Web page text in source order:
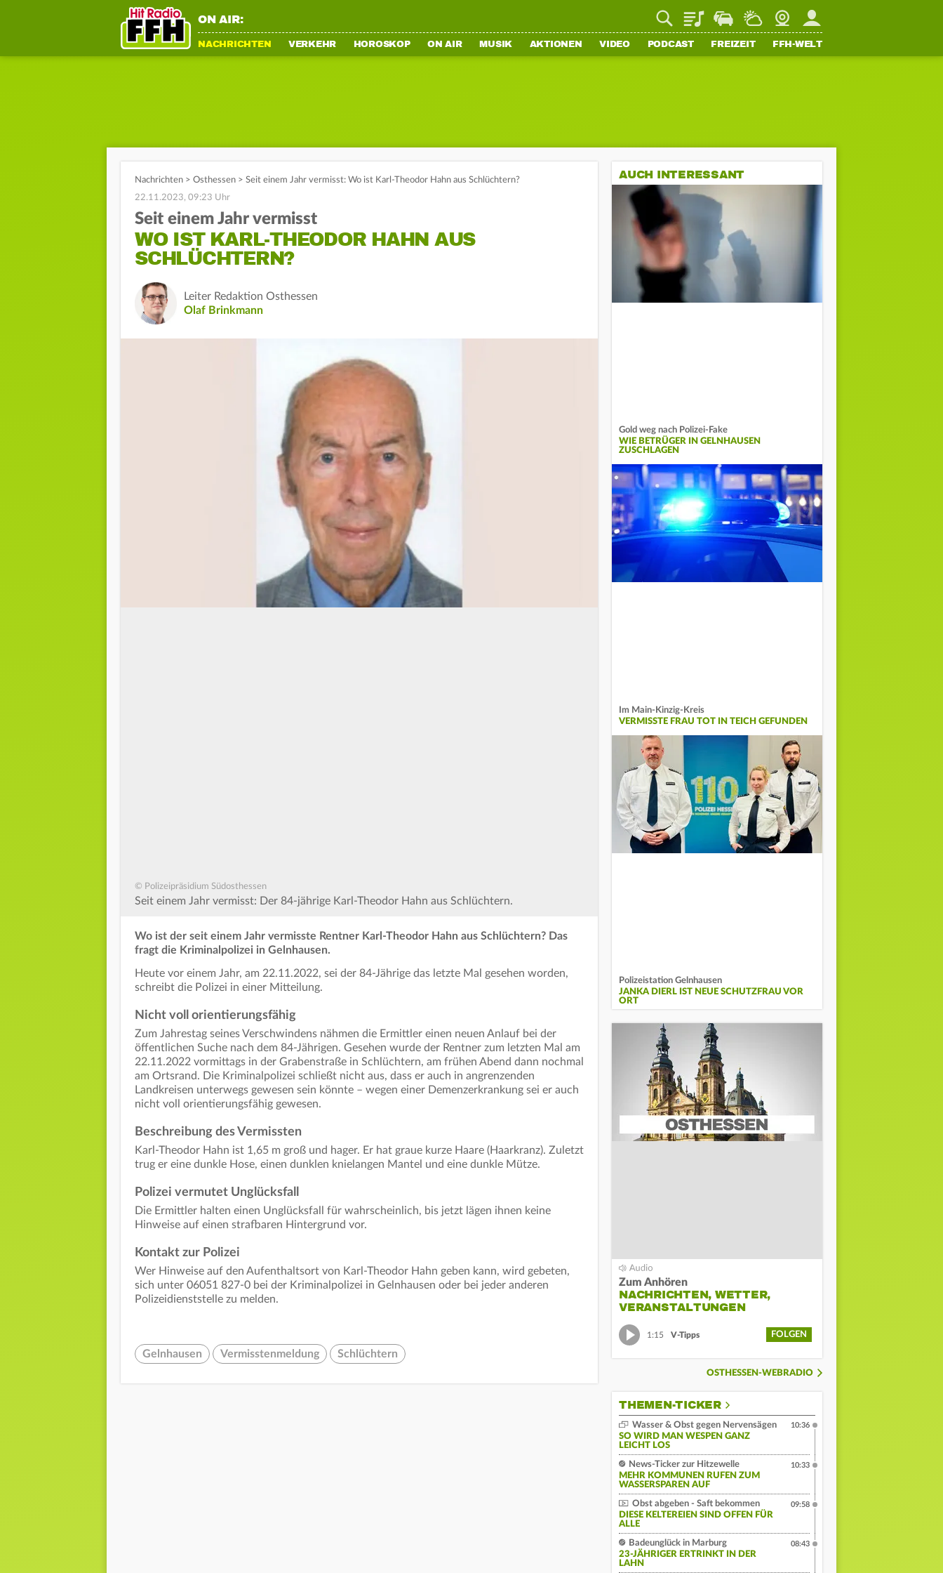
ON AIR: PlaylistStaupilotWetterWebcamMein FFH
NACHRICHTEN VERKEHR HOROSKOP ON AIR MUSIK AKTIONEN VIDEO PODCAST FREIZEIT FFH-WELT
Nachrichten > Osthessen > Seit einem Jahr vermisst: Wo ist Karl-Theodor Hahn aus Schlüchtern?
22.11.2023, 09:23 Uhr
Seit einem Jahr vermisst
WO IST KARL-THEODOR HAHN AUS
SCHLÜCHTERN?
Leiter Redaktion Osthessen
Olaf Brinkmann
© Polizeipräsidium Südosthessen
Seit einem Jahr vermisst: Der 84-jährige Karl-Theodor Hahn aus Schlüchtern.
Wo ist der seit einem Jahr vermisste Rentner Karl-Theodor Hahn aus Schlüchtern? Das
fragt die Kriminalpolizei in Gelnhausen.
Heute vor einem Jahr, am 22.11.2022, sei der 84-Jährige das letzte Mal gesehen worden,
schreibt die Polizei in einer Mitteilung.
Nicht voll orientierungsfähig
Zum Jahrestag seines Verschwindens nähmen die Ermittler einen neuen Anlauf bei der
öffentlichen Suche nach dem 84-Jährigen. Gesehen wurde der Rentner zum letzten Mal am
22.11.2022 vormittags in der Grabenstraße in Schlüchtern, am frühen Abend dann nochmal
am Ortsrand. Die Kriminalpolizei schließt nicht aus, dass er auch in angrenzenden
Landkreisen unterwegs gewesen sein könnte – wegen einer Demenzerkrankung sei er auch
nicht voll orientierungsfähig gewesen.
Beschreibung des Vermissten
Karl-Theodor Hahn ist 1,65 m groß und hager. Er hat graue kurze Haare (Haarkranz). Zuletzt
trug er eine dunkle Hose, einen dunklen knielangen Mantel und eine dunkle Mütze.
Polizei vermutet Unglücksfall
Die Ermittler halten einen Unglücksfall für wahrscheinlich, bis jetzt lägen ihnen keine
Hinweise auf einen strafbaren Hintergrund vor.
Kontakt zur Polizei
Wer Hinweise auf den Aufenthaltsort von Karl-Theodor Hahn geben kann, wird gebeten,
sich unter 06051 827-0 bei der Kriminalpolizei in Gelnhausen oder bei jeder anderen
Polizeidienststelle zu melden.
Gelnhausen Vermisstenmeldung Schlüchtern
AUCH INTERESSANT
Gold weg nach Polizei-Fake
WIE BETRÜGER IN GELNHAUSEN
ZUSCHLAGEN
Im Main-Kinzig-Kreis
VERMISSTE FRAU TOT IN TEICH GEFUNDEN
Polizeistation Gelnhausen
JANKA DIERL IST NEUE SCHUTZFRAU VOR
ORT
Zum Anhören
NACHRICHTEN, WETTER,
VERANSTALTUNGEN
1:15 V-Tipps FOLGEN
OSTHESSEN-WEBRADIO
THEMEN-TICKER
Wasser & Obst gegen Nervensägen
SO WIRD MAN WESPEN GANZ
LEICHT LOS
10:36
News-Ticker zur Hitzewelle
MEHR KOMMUNEN RUFEN ZUM
WASSERSPAREN AUF
10:33
Obst abgeben - Saft bekommen
DIESE KELTEREIEN SIND OFFEN FÜR
ALLE
09:58
Badeunglück in Marburg
23-JÄHRIGER ERTRINKT IN DER
LAHN
08:43